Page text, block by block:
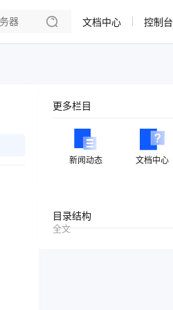
美国高防2区[推荐]
文档中心 控制台
更多栏目
新闻动态 文档中心
目录结构
全文